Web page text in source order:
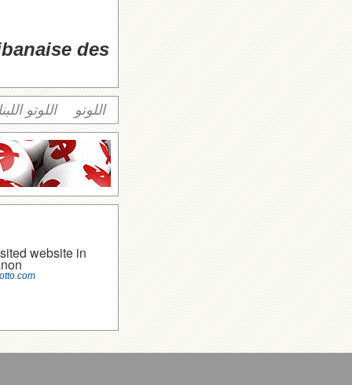
des
اللوتو اللوتو
website in